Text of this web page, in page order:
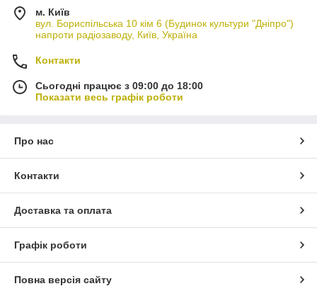
м. Київ
вул. Бориспільська 10 кім 6 (Будинок культури "Дніпро")
напроти радіозаводу, Київ, Україна
Контакти
Сьогодні працює з 09:00 до 18:00
Показати весь графік роботи
Про нас
Контакти
Доставка та оплата
Графік роботи
Повна версія сайту